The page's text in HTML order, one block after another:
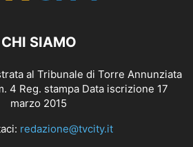
CHI SIAMO
al Tribunale di Torre Annunziata
4 Reg. stampa Data iscrizione 17
marzo 2015
redazione@tvcity.it